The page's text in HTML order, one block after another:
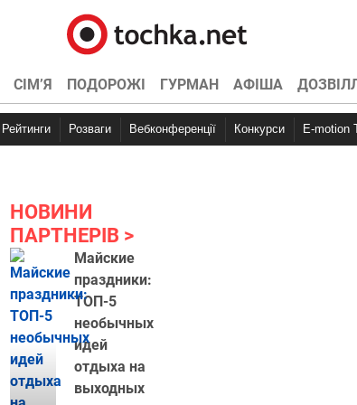
СІМ’Я ПОДОРОЖІ ГУРМАН АФІША
Рейтинги Розваги Вебконференції Конкурси E-motion
НОВИНИ
ПАРТНЕРІВ
Майские
праздники:
ТОП-5
необычных
идей
отдыха на
выходных